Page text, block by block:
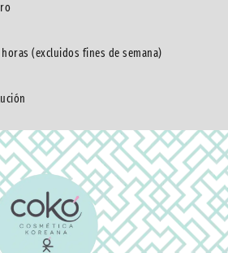
(excluidos fines de semana)